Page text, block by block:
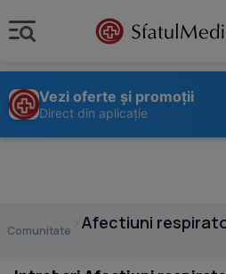
Vezi oferte și promoții
Direct din aplicație
Comunitate Afectiuni